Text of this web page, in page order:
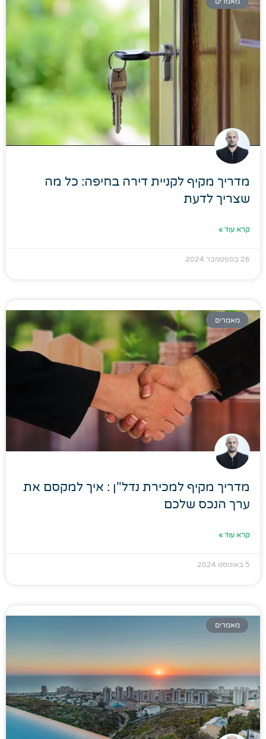
מדריך מקיף לקניית דירה בחיפה: כל מה
שצריך לדעת
קרא עוד »
26 בספטמבר 2024
מאמרים
מדריך מקיף למכירת נדל"ן : איך למקסם את
ערך הנכס שלכם
קרא עוד »
5 באוגוסט 2024
מאמרים